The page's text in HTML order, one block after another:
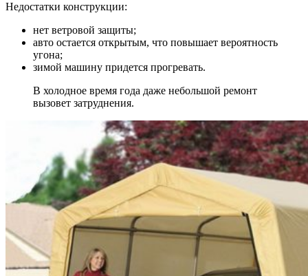
Недостатки конструкции:
нет ветровой защиты;
авто остается открытым, что повышает вероятность
угона;
зимой машину придется прогревать.
В холодное время года даже небольшой ремонт
вызовет затруднения.